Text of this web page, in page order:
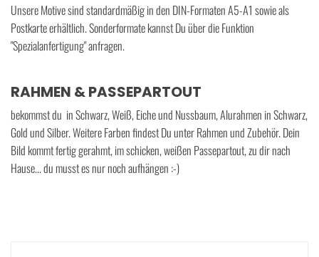
Unsere Motive sind standardmäßig in den DIN-Formaten A5-A1 sowie als
Postkarte erhältlich. Sonderformate kannst Du über die Funktion
"Spezialanfertigung" anfragen.
RAHMEN & PASSEPARTOUT
bekommst du in Schwarz, Weiß, Eiche und Nussbaum, Alurahmen in Schwarz,
Gold und Silber. Weitere Farben findest Du unter Rahmen und Zubehör. Dein
Bild kommt fertig gerahmt, im schicken, weißen Passepartout, zu dir nach
Hause... du musst es nur noch aufhängen :-)